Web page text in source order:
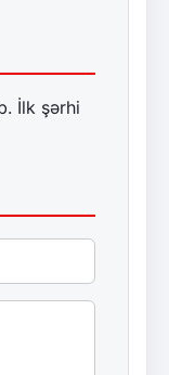
İlk şərhi